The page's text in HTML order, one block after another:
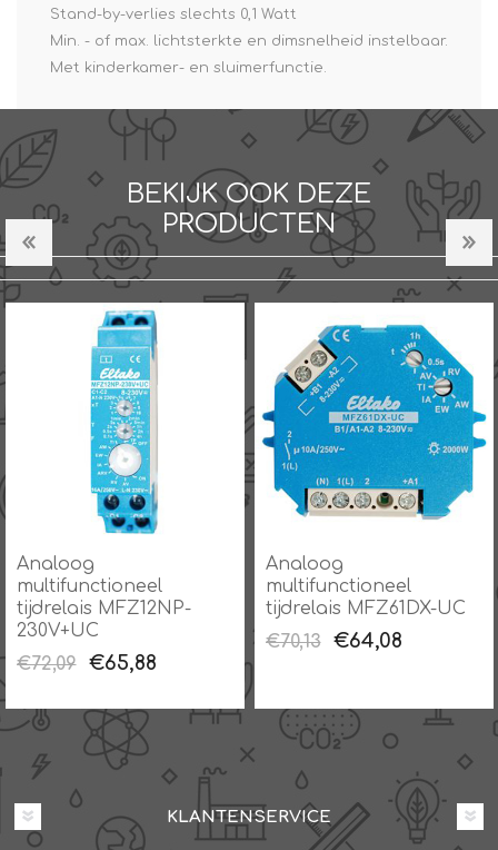
Stand-by-verlies slechts 0,1 Watt
Min. - of max. lichtsterkte en dimsnelheid instelbaar.
Met kinderkamer- en sluimerfunctie.
BEKIJK OOK DEZE
PRODUCTEN
Analoog
multifunctioneel
tijdrelais MFZ12NP-
230V+UC
€72,09
€65,88
Analoog
multifunctioneel
tijdrelais MFZ61DX-UC
€70,13
€64,08
KLANTENSERVICE